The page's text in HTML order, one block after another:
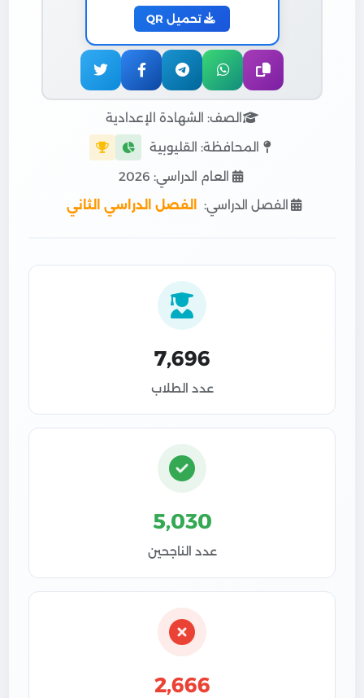
تحميل QR
الصف: الشهادة الإعدادية
المحافظة: القليوبية
العام الدراسي: 2026
الفصل الدراسي:
الفصل الدراسي الثاني
7,696
عدد الطلاب
5,030
عدد الناجحين
2,666